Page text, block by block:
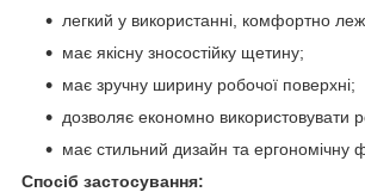
легкий у використанні, комфортно
має якісну зносостійку щетину;
має зручну ширину робочої поверхні;
дозволяє економно використовувати
має стильний дизайн та ергономічну
Спосіб застосування: